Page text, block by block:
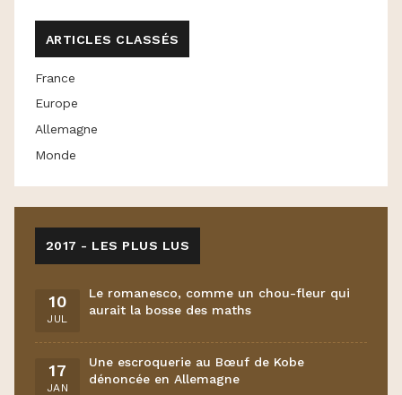
ARTICLES CLASSÉS
France
Europe
Allemagne
Monde
2017 - LES PLUS LUS
10
JUL
Le romanesco, comme un chou-fleur qui
aurait la bosse des maths
17
JAN
Une escroquerie au Bœuf de Kobe
dénoncée en Allemagne